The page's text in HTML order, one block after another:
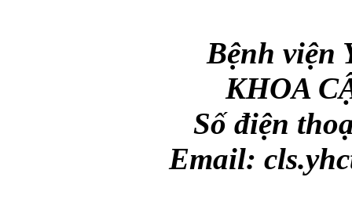
Bệnh viện
KHOA
Số điện
Email: